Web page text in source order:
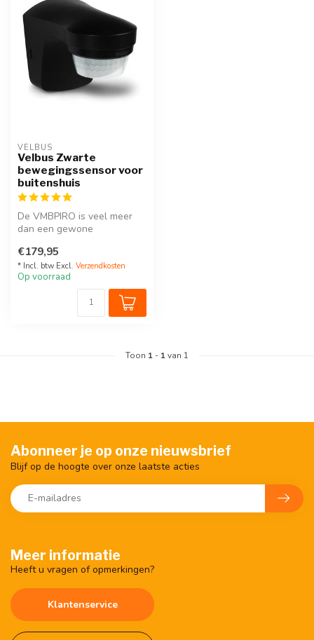
VELBUS
Velbus Zwarte
bewegingssensor voor
buitenshuis
De VMBPIRO is veel meer
dan een gewone
buitenshuis. Deze se...
€179,95
* Incl. btw Excl. Verzendkosten
Op voorraad
Toon 1 - 1van 1
Meer informatie
Heeft u vragen of opmerkingen?
Klantenservice
Abonneer je op onze nieuwsbrief
Blijf op de hoogte over onze laatste acties